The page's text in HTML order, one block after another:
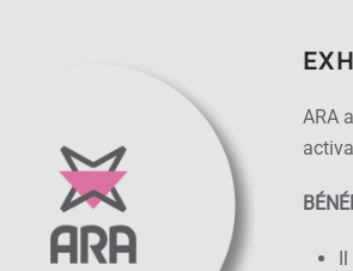
ARA
Il